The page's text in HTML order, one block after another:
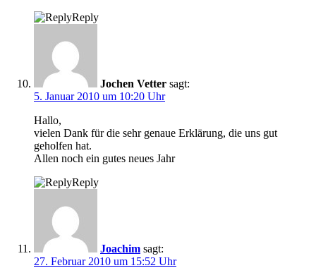
Reply
Jochen Vetter sagt:
5. Januar 2010 um 10:20 Uhr
Hallo,
vielen Dank für die sehr genaue Erklärung, die uns gut
geholfen hat.
Allen noch ein gutes neues Jahr
Reply
Joachim sagt:
27. Februar 2010 um 15:52 Uhr